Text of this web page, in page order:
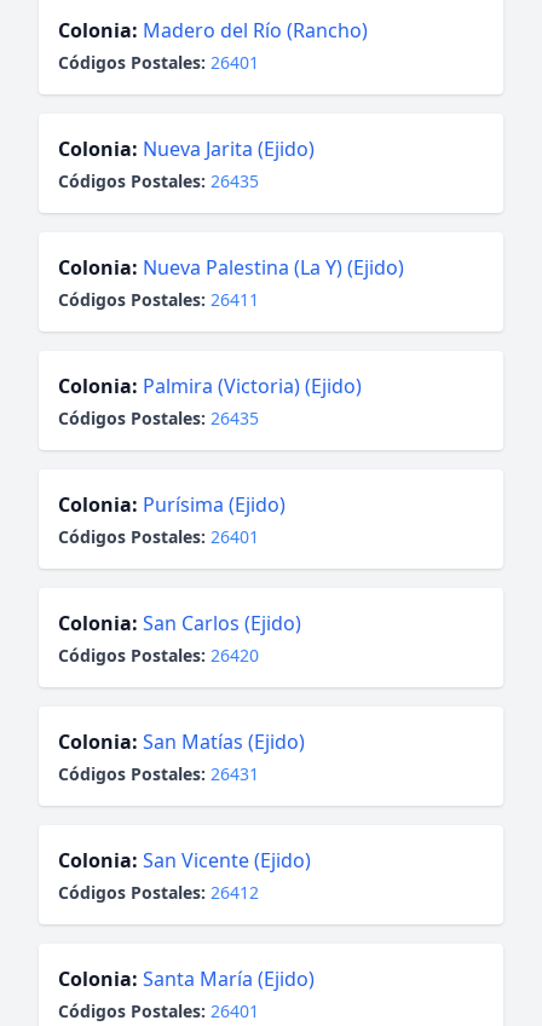
Colonia: Madero del Río (Rancho)
Códigos Postales: 26401
Colonia: Nueva Jarita (Ejido)
Códigos Postales: 26435
Colonia: Nueva Palestina (La Y) (Ejido)
Códigos Postales: 26411
Colonia: Palmira (Victoria) (Ejido)
Códigos Postales: 26435
Colonia: Purísima (Ejido)
Códigos Postales: 26401
Colonia: San Carlos (Ejido)
Códigos Postales: 26420
Colonia: San Matías (Ejido)
Códigos Postales: 26431
Colonia: San Vicente (Ejido)
Códigos Postales: 26412
Colonia: Santa María (Ejido)
Códigos Postales: 26401